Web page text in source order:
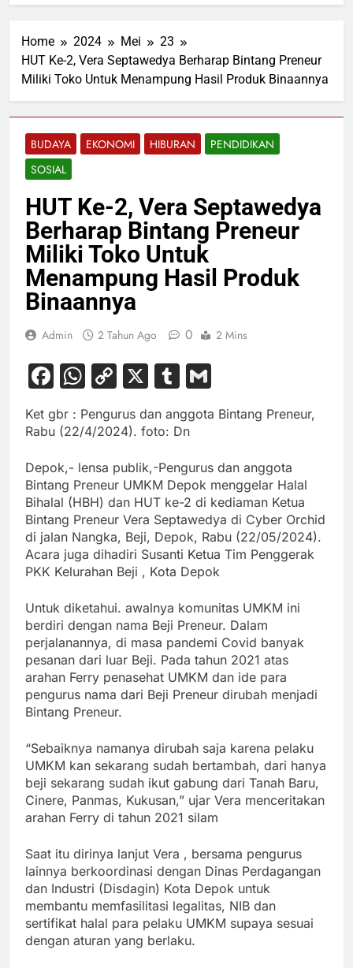
Home 2024 Mei
23
HUT Ke-2, Vera Septawedya Berharap Bintang Preneur
Miliki Toko Untuk Menampung Hasil Produk Binaannya
BUDAYA EKONOMI HIBURAN
PENDIDIKAN
SOSIAL
HUT Ke-2, Vera Septawedya
Berharap Bintang Preneur
Miliki Toko Untuk
Menampung Hasil Produk
Binaannya
Admin 2 Tahun Ago 0 2 Mins
Facebook
WhatsApp
Copy
Link
X Tumblr
Ket gbr : Pengurus dan anggota Bintang Preneur,
Rabu (22/4/2024). foto: Dn
Depok,- lensa publik,-Pengurus dan anggota
Bintang Preneur UMKM Depok menggelar Halal
Bihalal (HBH) dan HUT ke-2 di kediaman Ketua
Bintang Preneur Vera Septawedya di Cyber Orchid
di jalan Nangka, Beji, Depok, Rabu (22/05/2024).
Acara juga dihadiri Susanti Ketua Tim Penggerak
PKK Kelurahan Beji , Kota Depok
Untuk diketahui. awalnya komunitas UMKM ini
berdiri dengan nama Beji Preneur. Dalam
perjalanannya, di masa pandemi Covid banyak
pesanan dari luar Beji. Pada tahun 2021 atas
arahan Ferry penasehat UMKM dan ide para
pengurus nama dari Beji Preneur dirubah menjadi
Bintang Preneur.
“Sebaiknya namanya dirubah saja karena pelaku
UMKM kan sekarang sudah bertambah, dari hanya
beji sekarang sudah ikut gabung dari Tanah Baru,
Cinere, Panmas, Kukusan,” ujar Vera menceritakan
arahan Ferry di tahun 2021 silam
Saat itu dirinya lanjut Vera , bersama pengurus
lainnya berkoordinasi dengan Dinas Perdagangan
dan Industri (Disdagin) Kota Depok untuk
membantu memfasilitasi legalitas, NIB dan
sertifikat halal para pelaku UMKM supaya sesuai
dengan aturan yang berlaku.